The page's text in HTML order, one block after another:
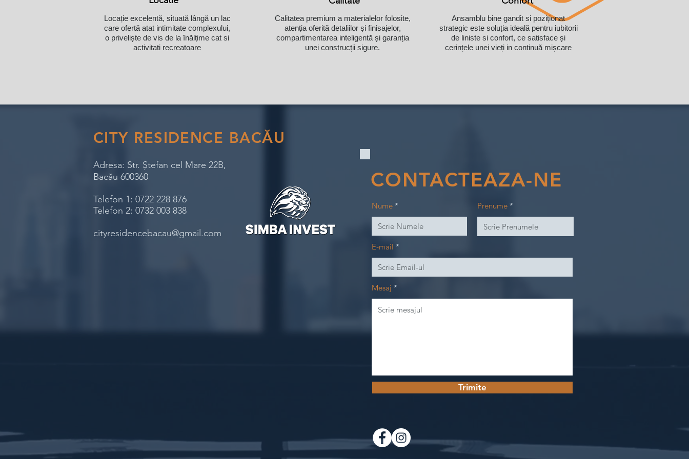
Locație excelentă, situată lângă un lac
care ofertă atat intimitate complexului,
o priveliște de vis de la înălțime cat si
activitati recreatoare
Calitatea premium a materialelor folosite,
atenția oferită detaliilor și finisajelor,
compartimentarea inteligentă și garanția
unei construcții sigure.
Ansamblu bine gandit si poziționat
strategic este soluția ideală pentru iubitorii
de liniste si confort, ce satisface și
cerințele unei vieți in continuă mișcare
CITY RESIDENCE BACĂU
Adresa: Str. Ștefan cel Mare 22B,
Bacău 600360
Telefon 1: 0722 228 876
Telefon 2: 0732 003 838
cityresidencebacau@gmail.com
CONTACTEAZA-NE
Nume Prenume
E-mail
Mesaj
Trimite